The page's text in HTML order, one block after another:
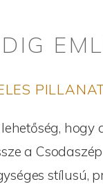
a
stílusú,